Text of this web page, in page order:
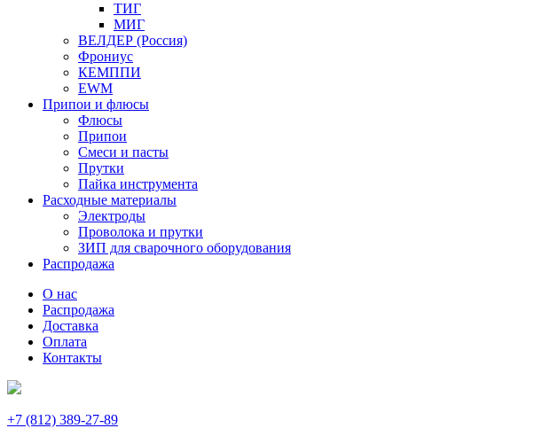
ТИГ
МИГ
ВЕЛДЕР (Россия)
Фрониус
КЕМППИ
EWM
Припои и флюсы
Флюсы
Припои
Смеси и пасты
Прутки
Пайка инструмента
Расходные материалы
Электроды
Проволока и прутки
ЗИП для сварочного оборудования
Распродажа
О нас
Распродажа
Доставка
Оплата
Контакты
+7 (812) 389-27-89